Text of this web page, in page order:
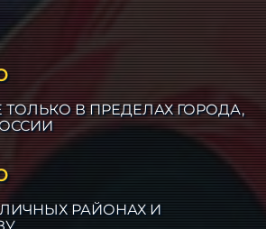
ТОЛЬКО В ПРЕДЕЛАХ ГОРОДА,
РАЙОНАХ И